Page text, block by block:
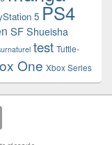
5 PS4
SF Shueisha
test Tuttle-
One Xbox Series